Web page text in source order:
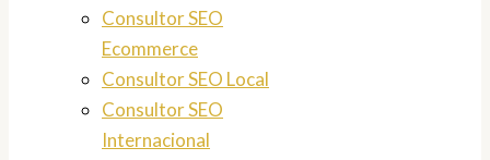
Consultor SEO
Ecommerce
Consultor SEO Local
Consultor SEO
Internacional